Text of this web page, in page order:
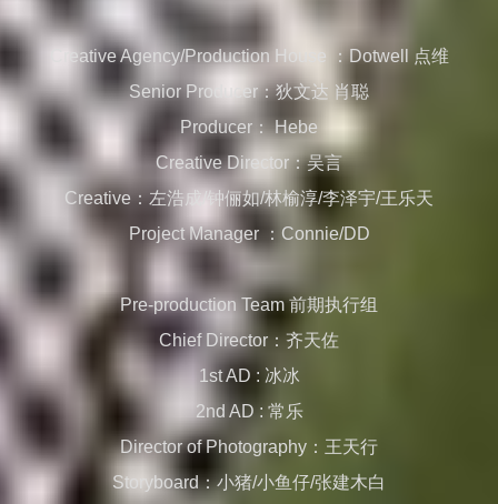
Creative Agency/Production House ：Dotwell 点维
Senior Producer：狄文达 肖聪
Producer： Hebe
Creative Director：吴言
Creative：左浩成/钟俪如/林榆淳/李泽宇/王乐天
Project Manager ：Connie/DD
Pre-production Team 前期执行组
Chief Director：齐天佐
1st AD : 冰冰
2nd AD : 常乐
Director of Photography：王天行
Storyboard：小猪/小鱼仔/张建木白